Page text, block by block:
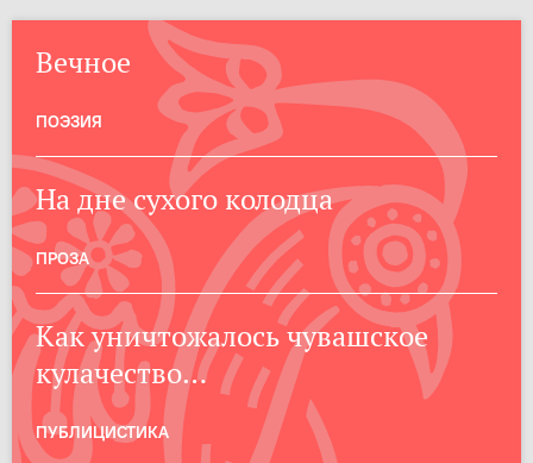
Вечное
ПОЭЗИЯ
На дне сухого колодца
ПРОЗА
Как уничтожалось чувашское
кулачество…
ПУБЛИЦИСТИКА